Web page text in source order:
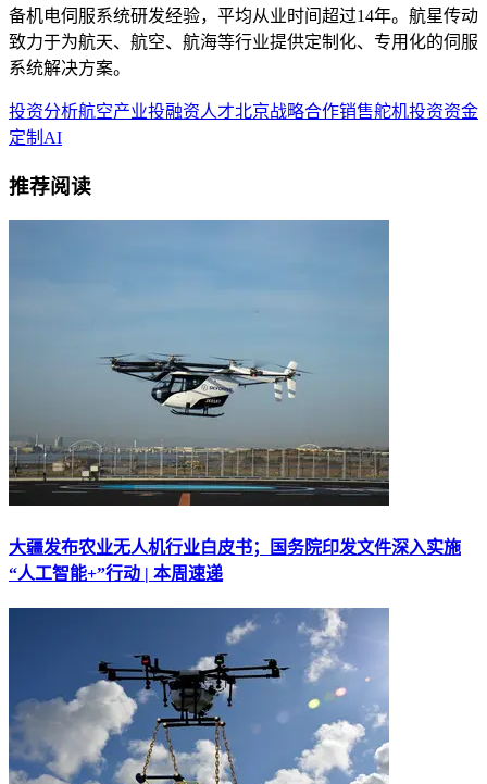
备机电伺服系统研发经验，平均从业时间超过14年。航星传动
致力于为航天、航空、航海等行业提供定制化、专用化的伺服
系统解决方案。
投资分析航空产业投融资人才北京战略合作销售舵机投资资金
定制 AI
推荐阅读
大疆发布农业无人机行业白皮书；国务院印发文件深入实施
“人工智能+”行动 | 本周速递